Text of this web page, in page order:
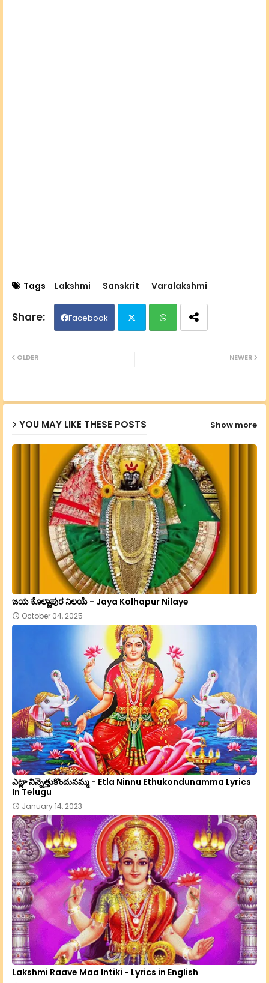
Tags Lakshmi Sanskrit Varalakshmi
Facebook
ap
NEWER
OLDER
YOU MAY LIKE THESE POSTS Show more
ಜಯ ಕೊಲ್ಹಾಪುರ ನಿಲಯೆ - Jaya Kolhapur Nilaye
October 04, 2025
ఎట్లా నిన్నెత్తుకొందునమ్మ - Etla Ninnu Ethukondunamma Lyrics
In Telugu
January 14, 2023
Lakshmi Raave Maa Intiki - Lyrics in English